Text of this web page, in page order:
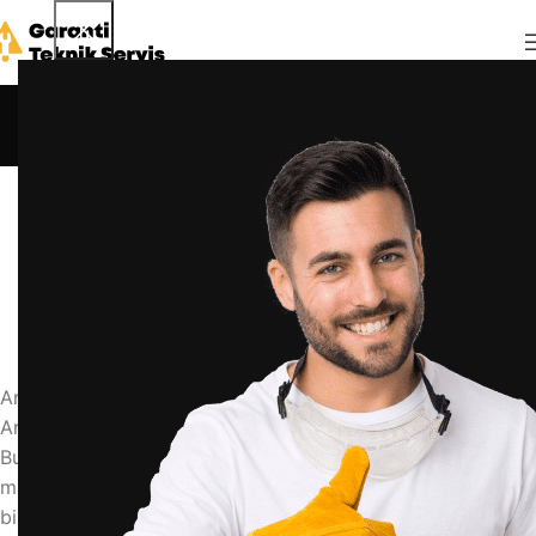
Blog
BLOG
arçelik bulaşık makinesi e02 hatası nasıl
giderilir
admin
22 Haziran 2026
Arçelik Bulaşık Makinesi E02 Hatası Nasıl Giderilir?
Arçelik bulaşık makinenizde E02 hatası mı görüyorsunuz?
Bu hata, genellikle su tahliye sorunlarından kaynaklanır ve
makinenin çalışmasını durdurur. Endişelenmeyin, bu yaygın
bir arızadır ve çoğu durumda kendi başınıza çözebilirsiniz.